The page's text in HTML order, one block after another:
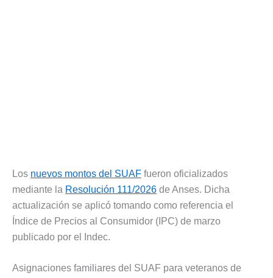
Los nuevos montos del SUAF fueron oficializados
mediante la Resolución 111/2026 de Anses. Dicha
actualización se aplicó tomando como referencia el
Índice de Precios al Consumidor (IPC) de marzo
publicado por el Indec.
Asignaciones familiares del SUAF para veteranos de